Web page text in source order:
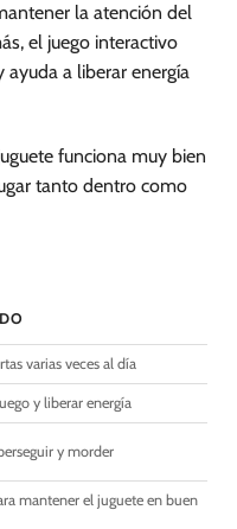
la atención del
el juego interactivo
a liberar energía
funciona muy bien
tanto dentro como
varias veces al día
y liberar energía
y morder
mantener el juguete en buen